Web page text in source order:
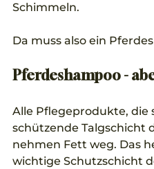
Schimmeln.
Da muss also ein
Pferdeshampoo -
Alle Pflegeprodukte, die
schützende Talgschicht
nehmen Fett weg. Das
wichtige Schutzschicht